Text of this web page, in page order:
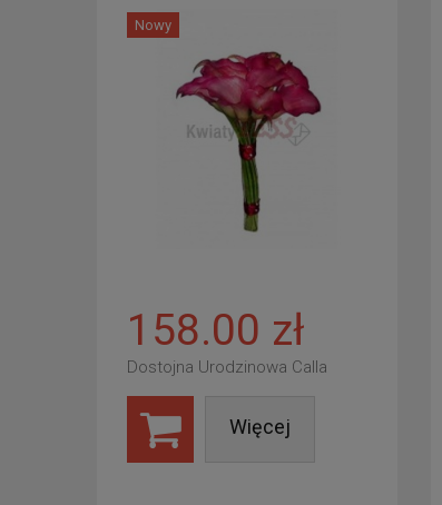
Nowy
158.00 zł
Dostojna Urodzinowa Calla
Więcej